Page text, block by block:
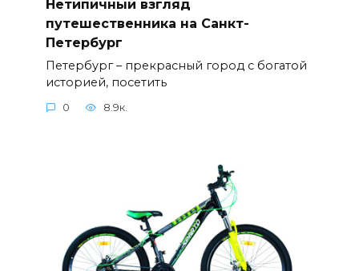
Нетипичный взгляд
путешественника на Санкт-
Петербург
Петербург – прекрасный город с богатой
историей, посетить
0 8.9к.